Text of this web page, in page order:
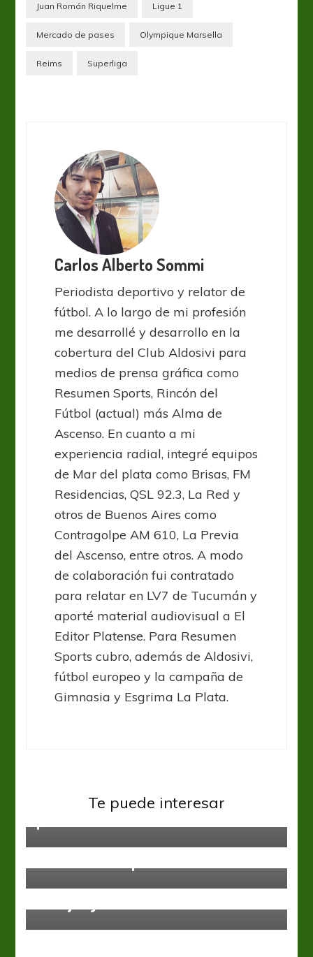
Juan Román Riquelme Ligue 1
Mercado de pases Olympique Marsella
Reims Superliga
Carlos Alberto Sommi
Periodista deportivo y relator de
fútbol. A lo largo de mi profesión
me desarrollé y desarrollo en la
cobertura del Club Aldosivi para
medios de prensa gráfica como
Resumen Sports, Rincón del
Fútbol (actual) más Alma de
Ascenso. En cuanto a mi
experiencia radial, integré equipos
de Mar del plata como Brisas, FM
Residencias, QSL 92.3, La Red y
otros de Buenos Aires como
Contragolpe AM 610, La Previa
del Ascenso, entre otros. A modo
de colaboración fui contratado
para relatar en LV7 de Tucumán y
aporté material audiovisual a El
Editor Platense. Para Resumen
Sports cubro, además de Aldosivi,
fútbol europeo y la campaña de
Gimnasia y Esgrima La Plata.
Te puede interesar
San Lorenzo analiza los